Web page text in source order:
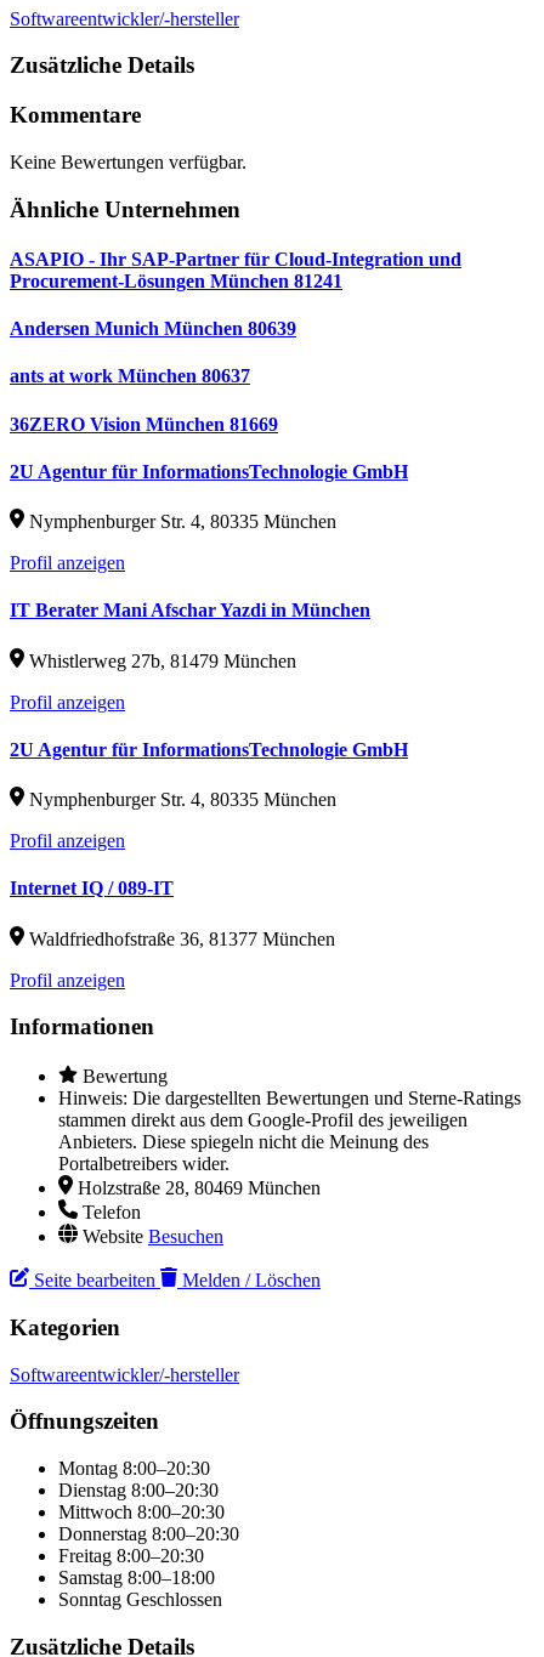
Softwareentwickler/-hersteller
Zusätzliche Details
Kommentare
Keine Bewertungen verfügbar.
Ähnliche Unternehmen
ASAPIO - Ihr SAP-Partner für Cloud-Integration und
Procurement-Lösungen München 81241
Andersen Munich München 80639
ants at work München 80637
36ZERO Vision München 81669
2U Agentur für InformationsTechnologie GmbH
Nymphenburger Str. 4, 80335 München
Profil anzeigen
IT Berater Mani Afschar Yazdi in München
Whistlerweg 27b, 81479 München
Profil anzeigen
2U Agentur für InformationsTechnologie GmbH
Nymphenburger Str. 4, 80335 München
Profil anzeigen
Internet IQ / 089-IT
Waldfriedhofstraße 36, 81377 München
Profil anzeigen
Informationen
Bewertung
Hinweis: Die dargestellten Bewertungen und Sterne-Ratings
stammen direkt aus dem Google-Profil des jeweiligen
Anbieters. Diese spiegeln nicht die Meinung des
Portalbetreibers wider.
Holzstraße 28, 80469 München
Telefon
Website Besuchen
Seite bearbeiten Melden / Löschen
Kategorien
Softwareentwickler/-hersteller
Öffnungszeiten
Montag 8:00–20:30
Dienstag 8:00–20:30
Mittwoch 8:00–20:30
Donnerstag 8:00–20:30
Freitag 8:00–20:30
Samstag 8:00–18:00
Sonntag Geschlossen
Zusätzliche Details